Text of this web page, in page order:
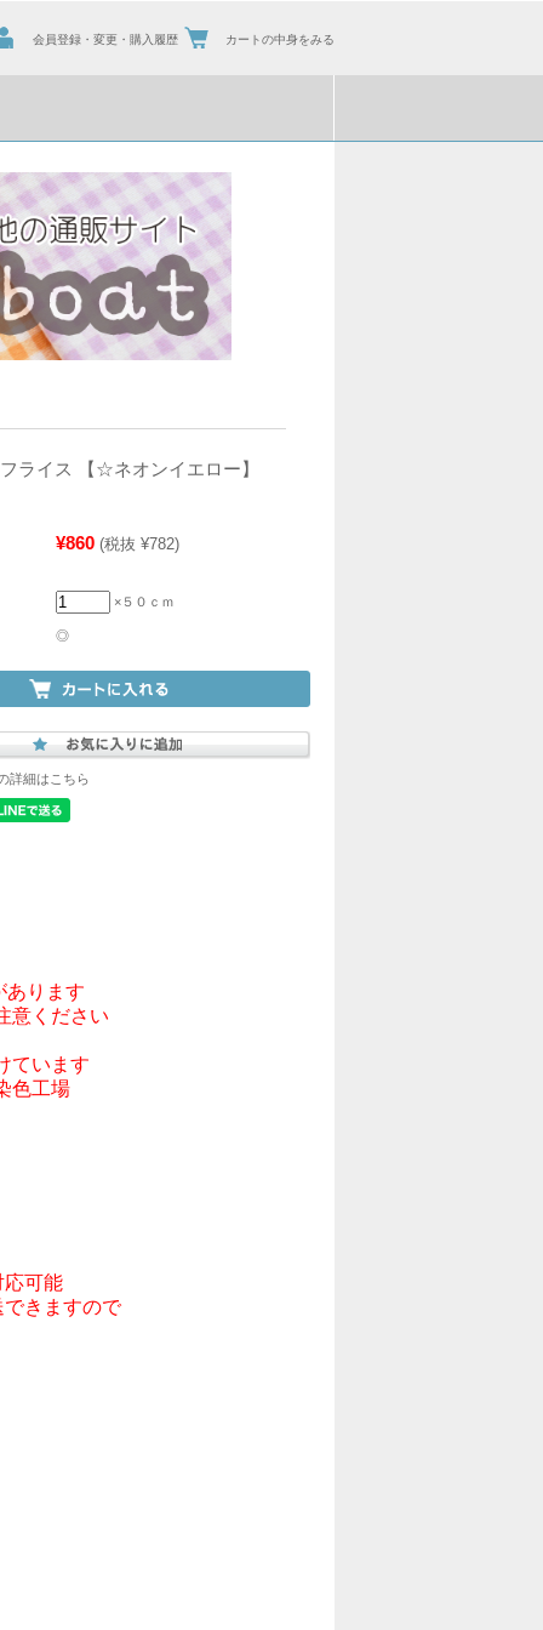
会員登録・変更・購入履歴 カートの中身をみる
ライス 【☆ネオンイエロー】
¥860 (税抜 ¥782)
×５０ｃｍ
◎
詳細はこちら
ります
意ください
ています
色工場
可能
きますので